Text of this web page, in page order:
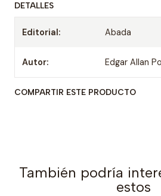
DETALLES
Editorial: Abada
Autor: Edgar Allan
COMPARTIR ESTE PRODUCTO
También podría
estos